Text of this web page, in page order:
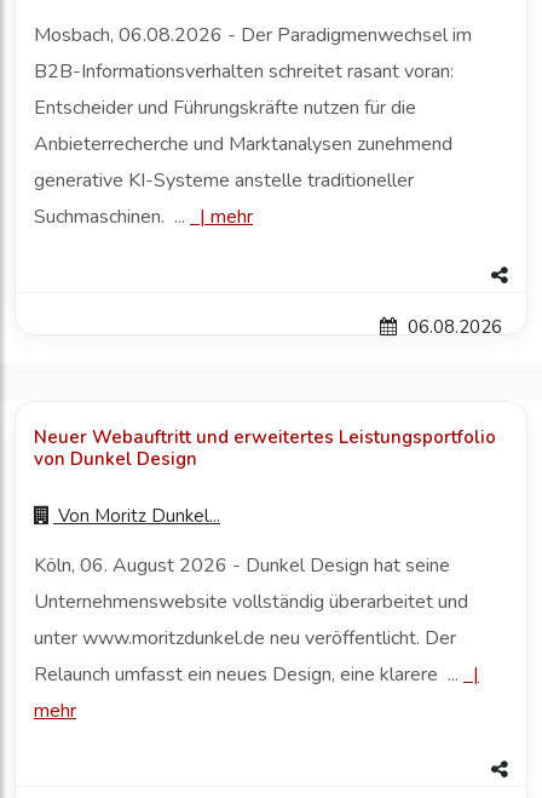
Mosbach, 06.08.2026 - Der Paradigmenwechsel im
B2B-Informationsverhalten schreitet rasant voran:
Entscheider und Führungskräfte nutzen für die
Anbieterrecherche und Marktanalysen zunehmend
generative KI-Systeme anstelle traditioneller
Suchmaschinen. ...
| mehr
06.08.2026
Neuer Webauftritt und erweitertes Leistungsportfolio
von Dunkel Design
Von Moritz Dunkel...
Köln, 06. August 2026 - Dunkel Design hat seine
Unternehmenswebsite vollständig überarbeitet und
unter www.moritzdunkel.de neu veröffentlicht. Der
Relaunch umfasst ein neues Design, eine klarere ...
|
mehr